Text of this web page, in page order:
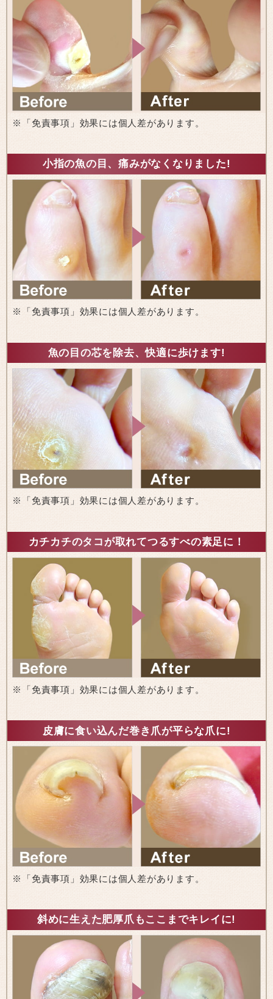
※「免責事項」効果には個人差があります。
小指の魚の目、痛みがなくなりました!
※「免責事項」効果には個人差があります。
魚の目の芯を除去、快適に歩けます!
※「免責事項」効果には個人差があります。
カチカチのタコが取れてつるすべの素足に！
※「免責事項」効果には個人差があります。
皮膚に食い込んだ巻き爪が平らな爪に!
※「免責事項」効果には個人差があります。
斜めに生えた肥厚爪もここまでキレイに!